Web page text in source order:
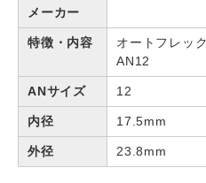
メーカー
特徴・内容
オートフレッ
AN12
ANサイズ 12
内径 17.5mm
外径 23.8mm